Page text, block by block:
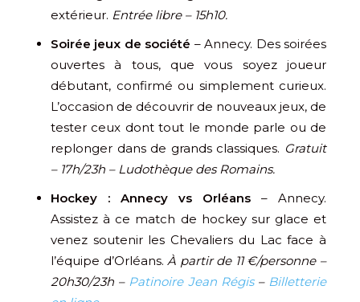
extérieur. Entrée libre – 15h10.
Soirée jeux de société – Annecy. Des soirées
ouvertes à tous, que vous soyez joueur
débutant, confirmé ou simplement curieux.
L’occasion de découvrir de nouveaux jeux, de
tester ceux dont tout le monde parle ou de
replonger dans de grands classiques. Gratuit
– 17h/23h – Ludothèque des Romains.
Hockey : Annecy vs Orléans – Annecy.
Assistez à ce match de hockey sur glace et
venez soutenir les Chevaliers du Lac face à
l’équipe d’Orléans.À partir de 11 €/personne –
20h30/23h – Patinoire Jean Régis– Billetterie